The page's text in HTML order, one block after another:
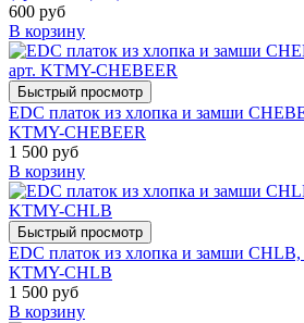
600 руб
В корзину
Быстрый просмотр
EDC платок из хлопка и замши
KTMY-CHEBEER
1 500 руб
В корзину
Быстрый просмотр
EDC платок из хлопка и замши CHLB,
KTMY-CHLB
1 500 руб
В корзину